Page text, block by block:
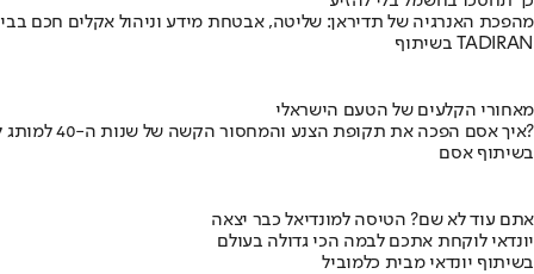
מהפכת האנרגיה של תדיראן: שליטה, אבטחת מידע וניהול אקלים חכם
בשיתוף TADIRAN
מאחורי הקלעים של הטעם הישראלי
איך אסם הפכה את תקופת הצנע והמחסור הקשה של שנות ה-40 למותג לאומי?
בשיתוף אסם
אתם עוד לא שם? הטיסה למונדיאל כבר יצאה
יונדאי לוקחת אתכם לבמה הכי גדולה בעולם
בשיתוף יונדאי מבית כלמוביל